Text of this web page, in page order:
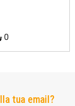
0
tua email?